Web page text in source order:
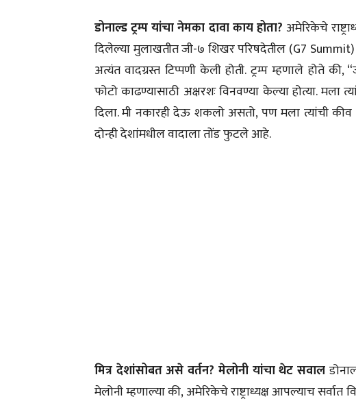
डोनाल्ड ट्रम्प यांचा नेमका दावा काय होता? अमेरिकेचे
दिलेल्या मुलाखतीत जी-७ शिखर परिषदेतील (G7 Summit)
अत्यंत वादग्रस्त टिप्पणी केली होती. ट्रम्प म्हणाले होते की,
फोटो काढण्यासाठी अक्षरशः विनवण्या केल्या होत्या. मला
दिला. मी नकारही देऊ शकलो असतो, पण मला त्यांची कीव
दोन्ही देशांमधील वादाला तोंड फुटले आहे.
मित्र देशांसोबत असे वर्तन? मेलोनी यांचा थेट सवाल
मेलोनी म्हणाल्या की, अमेरिकेचे राष्ट्राध्यक्ष आपल्याच सर्वात